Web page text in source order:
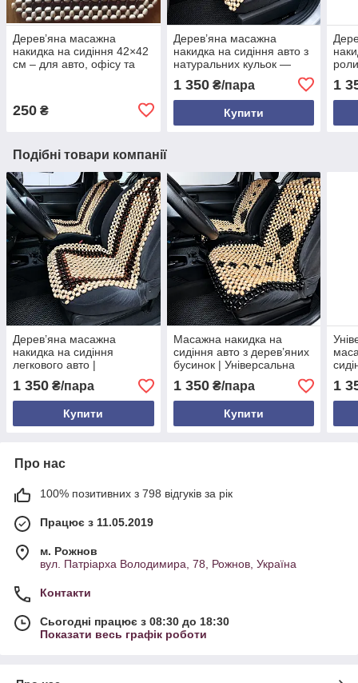
Дерев’яна масажна
накидка на сидіння 42×42
см – для авто, офісу та
250 ₴
Дерев’яна масажна
накидка на сидіння авто з
натуральних кульок —
накидка для спини та
сідниць, універсальна
1 350₴/пара
Купити
1
Подібні товари компанії
Дерев’яна масажна
накидка на сидіння
легкового авто |
дерев’яних бусинок для
автомобіля та офісного
1 350 ₴/пара
Купити
Масажна накидка на
сидіння авто з дерев’яних
бусинок | Універсальна
130×48×37 см
1 350₴/пара
Купити
1
Про нас
100% позитивних з 798 відгуків за рік
Працює з 11.05.2019
м. Рожнов
вул. Патріарха Володимира, 78, Рожнов, Україна
Контакти
Сьогодні працює з 08:30 до 18:30
Показати весь графік роботи